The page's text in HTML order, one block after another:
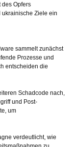
Opfers
Ziele ein
sammelt zunächst
Prozesse und
entscheiden die
Schadcode nach,
und Post-
um
verdeutlicht, wie